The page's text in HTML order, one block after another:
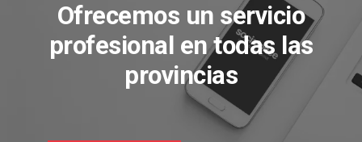
Ofrecemos un servicio
profesional en todas las
provincias